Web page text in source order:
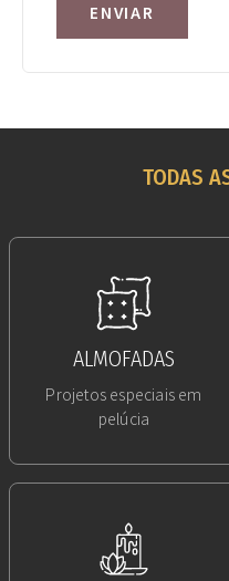
ENVIAR
TODAS
ALMOFADAS
Projetos especiais em
pelúcia